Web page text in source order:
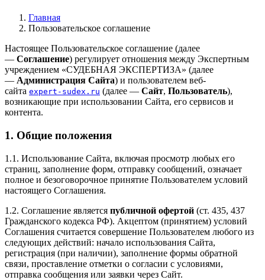
Главная
Пользовательское соглашение
Настоящее Пользовательское соглашение (далее
— Соглашение) регулирует отношения между Экспертным
учреждением «СУДЕБНАЯ ЭКСПЕРТИЗА» (далее
— Администрация Сайта) и пользователем веб-
сайта expert-sudex.ru (далее — Сайт, Пользователь),
возникающие при использовании Сайта, его сервисов и
контента.
1. Общие положения
1.1. Использование Сайта, включая просмотр любых его
страниц, заполнение форм, отправку сообщений, означает
полное и безоговорочное принятие Пользователем условий
настоящего Соглашения.
1.2. Соглашение является публичной офертой (ст. 435, 437
Гражданского кодекса РФ). Акцептом (принятием) условий
Соглашения считается совершение Пользователем любого из
следующих действий: начало использования Сайта,
регистрация (при наличии), заполнение формы обратной
связи, проставление отметки о согласии с условиями,
отправка сообщения или заявки через Сайт.